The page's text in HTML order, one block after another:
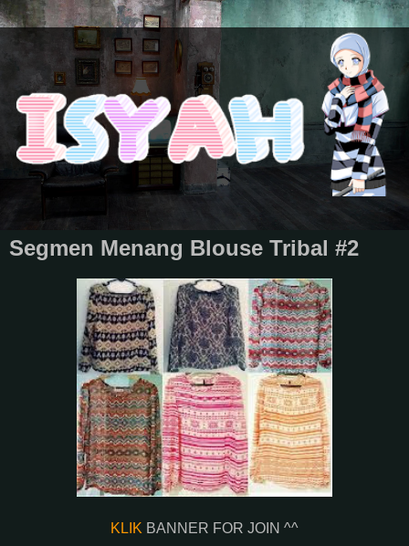
Segmen Menang Blouse Tribal #2
KLIK BANNER FOR JOIN ^^